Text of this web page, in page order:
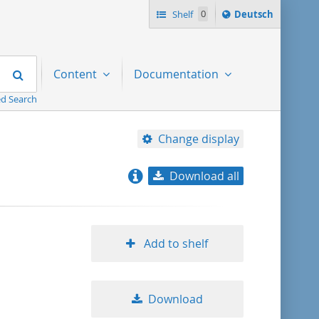
Shelf 0
Sprache
ï¿½ndern
Deutsch
Search
Search
Content Documentation
Change display
title ascending
Download all
Add to shelf
Download